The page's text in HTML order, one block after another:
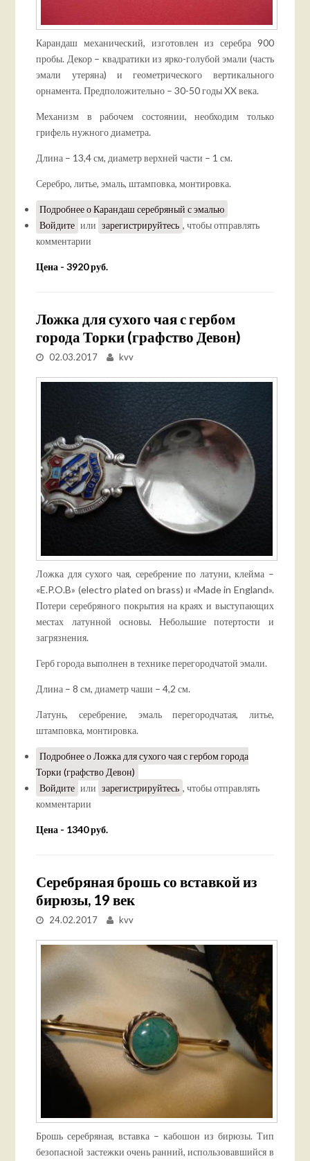
Карандаш механический, изготовлен из серебра 900
пробы. Декор – квадратики из ярко-голубой эмали (часть
эмали утеряна) и геометрического вертикального
орнамента. Предположительно – 30-50 годы XX века.
Механизм в рабочем состоянии, необходим только
грифель нужного диаметра.
Длина – 13,4 см, диаметр верхней части – 1 см.
Серебро, литье, эмаль, штамповка, монтировка.
Подробнеео Карандаш серебряный с эмалью
Войдите или зарегистрируйтесь , чтобы отправлять
комментарии
Цена - 3920 руб.
Ложка для сухого чая с гербом
города Торки (графство Девон)
02.03.2017 kvv
Ложка для сухого чая, серебрение по латуни, клейма –
«E.P.O.B» (electro plated on brass) и «Made in England».
Потери серебряного покрытия на краях и выступающих
местах латунной основы. Небольшие потертости и
загрязнения.
Герб города выполнен в технике перегородчатой эмали.
Длина – 8 см, диаметр чаши – 4,2 см.
Латунь, серебрение, эмаль перегородчатая, литье,
штамповка, монтировка.
Подробнеео Ложка для сухого чая с гербом города
Торки (графство Девон)
Войдите или зарегистрируйтесь , чтобы отправлять
комментарии
Цена - 1340 руб.
Серебряная брошь со вставкой из
бирюзы, 19 век
24.02.2017 kvv
Брошь серебряная, вставка – кабошон из бирюзы. Тип
безопасной застежки очень ранний, использовавшийся в